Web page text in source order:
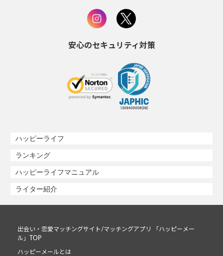
安心のセキュリティ対策
ハッピーライフ
ランキング
ハッピーライフマニュアル
ライター紹介
出会い・恋愛マッチングサイト/マッチングアプリ 「ハッピーメー
ル」TOP
ハッピーメールとは